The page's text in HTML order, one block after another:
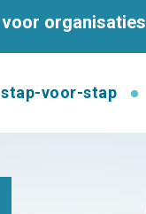
voor organisaties
stap-voor-stap